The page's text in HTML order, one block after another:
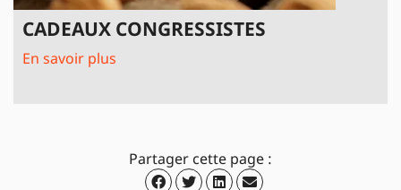
CADEAUX CONGRESSISTES
En savoir plus
Partager cette page :